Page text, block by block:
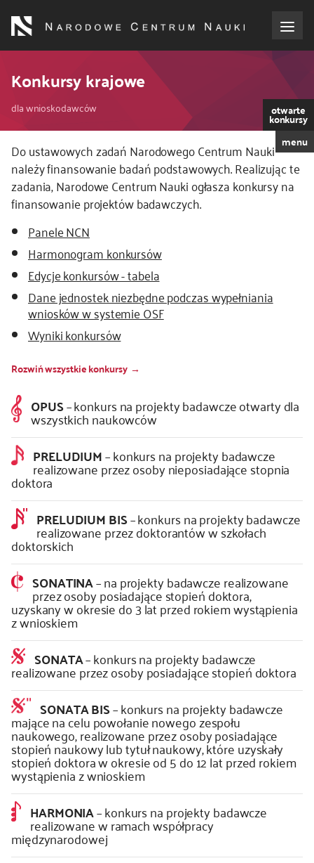
treści
dla wnioskodawców
dla realizujących projekty
dla ekspertów
efekty NCN
współpraca międzynarodowa
nagroda NCN
kontakt
Konkursy krajowe
Ścieżka
nawigacyjna
dla wnioskodawców otwarte
konkursy
menu
Kod
CSS
i
JS
Do ustawowych zadań Narodowego Centrum Nauki
należy finansowanie badań podstawowych. Realizując te
zadania, Narodowe Centrum Nauki ogłasza konkursy na
finansowanie projektów badawczych.
Panele NCN
Harmonogram konkursów
Edycje konkursów - tabela
Dane jednostek niezbędne podczas wypełniania
wniosków w systemie OSF
Wyniki konkursów
Rozwiń wszystkie konkursy
OPUS– konkurs na projekty badawcze otwarty dla
wszystkich naukowców
PRELUDIUM– konkurs na projekty badawcze
realizowane przez osoby nieposiadające stopnia
doktora
PRELUDIUM BIS– konkurs na projekty badawcze
realizowane przez doktorantów w szkołach
doktorskich
SONATINA– na projekty badawcze realizowane
przez osoby posiadające stopień doktora,
uzyskany w okresie do 3 lat przed rokiem wystąpienia
z wnioskiem
SONATA– konkurs na projekty badawcze
realizowane przez osoby posiadające stopień doktora
SONATA BIS– konkurs na projekty badawcze
mające na celu powołanie nowego zespołu
naukowego, realizowane przez osoby posiadające
stopień naukowy lub tytuł naukowy, które uzyskały
stopień doktora w okresie od 5 do 12 lat przed rokiem
wystąpienia z wnioskiem
HARMONIA– konkurs na projekty badawcze
realizowane w ramach współpracy
międzynarodowej